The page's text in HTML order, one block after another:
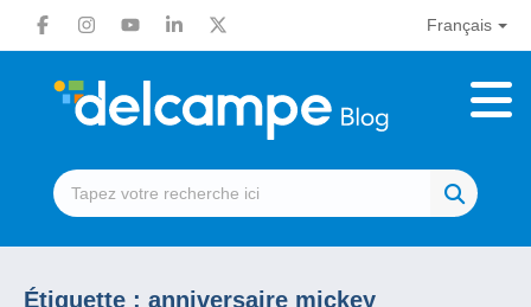
Français
Étiquette : anniversaire mickey